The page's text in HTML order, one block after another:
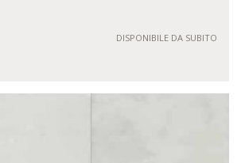
DISPONIBILE DA SUBITO